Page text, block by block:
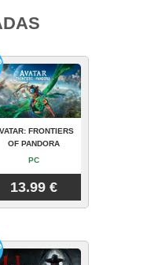
FRONTIERS
OF PANDORA
PC
13.99 €